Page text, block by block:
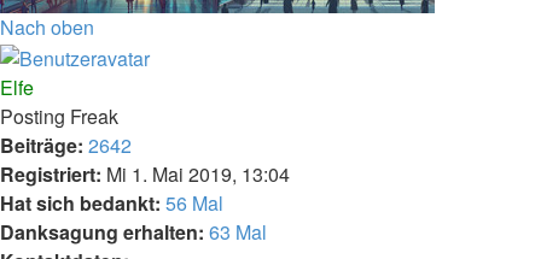
Nach oben
Elfe
Posting Freak
Beiträge: 2642
Registriert: Mi 1. Mai 2019, 13:04
Hat sich bedankt: 56 Mal
Danksagung erhalten: 63 Mal